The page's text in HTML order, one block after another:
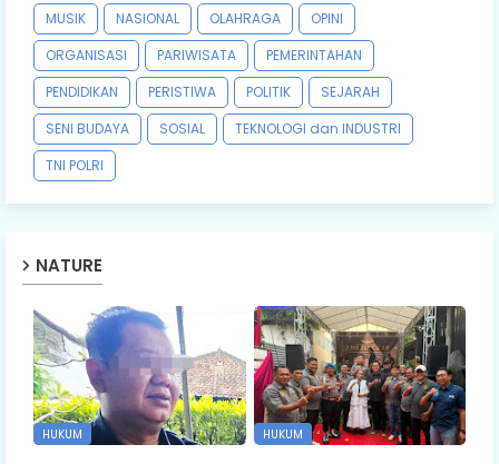
MUSIK
NASIONAL OLAHRAGA
OPINI
ORGANISASI
PARIWISATA
PEMERINTAHAN
PENDIDIKAN
PERISTIWA POLITIK
SEJARAH
SENI BUDAYA
SOSIAL
TEKNOLOGI dan INDUSTRI
TNI POLRI
NATURE
HUKUM HUKUM